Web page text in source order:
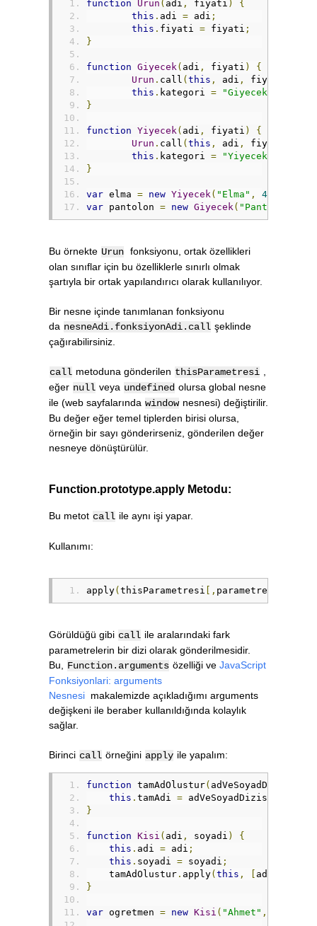
function Urun ( adi , fiyati )
{
this . adi = adi ;
this . fiyati = fiyati ;
}
function Giyecek( adi , fiyati )
{
Urun . call ( this , adi , fiyati
this . kategori = "Giyecek"
}
function Yiyecek( adi , fiyati )
{
Urun . call ( this , adi , fiyati
this . kategori = "Yiyecek"
}
var elma = new Yiyecek( "Elma" , 4
var pantolon = new Giyecek( "Pantolon"
Bu örnekte Urun fonksiyonu, ortak özellikleri
olan sınıflar için bu özelliklerle sınırlı olmak
şartıyla bir ortak yapılandırıcı olarak kullanılıyor.
Bir nesne içinde tanımlanan fonksiyonu
da nesneAdi.fonksiyonAdi.call şeklinde
çağırabilirsiniz.
call metoduna gönderilen thisParametresi
eğer null veya undefined olursa global nesne
ile (web sayfalarında window nesnesi) değiştirilir.
Bu değer eğer temel tiplerden birisi olursa,
örneğin bir sayı gönderirseniz, gönderilen değer
nesneye dönüştürülür.
Function.prototype.apply Metodu:
Bu metot call ile aynı işi yapar.
Kullanımı:
apply( thisParametresi [, parametreDizisi
Görüldüğü gibi call ile aralarındaki fark
parametrelerin bir dizi olarak gönderilmesidir.
Bu,
Function.arguments özelliği ve JavaScript
Fonksiyonlari: arguments
Nesnesi makalemizde açıkladığımı arguments
değişkeni ile beraber kullanıldığında kolaylık
sağlar.
Birinci call örneğini apply ile yapalım:
function tamAdOlustur( adVeSoyadDizisi
this . tamAdi = adVeSoyadDizisi
}
function Kisi ( adi , soyadi )
{
this . adi = adi ;
this . soyadi = soyadi ;
    tamAdOlustur
. apply( this , adi
}
var ogretmen = new Kisi ( "Ahmet" ,